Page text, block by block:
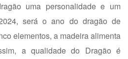
uma personalidade e um
será o ano do dragão de
elementos, a madeira alimenta
a qualidade do Dragão é